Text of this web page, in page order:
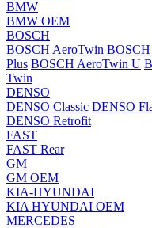
BMW
BMW OEM
BOSCH
BOSCH AeroTwin
Plus BOSCH AeroTwin U
Twin
DENSO
DENSO Classic DENSO
DENSO Retrofit
FAST
FAST Rear
GM
GM OEM
KIA-HYUNDAI
KIA HYUNDAI OEM
MERCEDES